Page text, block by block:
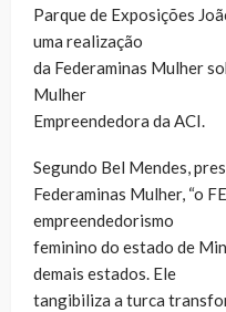
Parque de Exposições
uma realização
da Federaminas Mulher
Mulher
Empreendedora da ACI.
Segundo Bel Mendes,
Federaminas Mulher, “o
empreendedorismo
feminino do estado de
demais estados. Ele
tangibiliza a turca